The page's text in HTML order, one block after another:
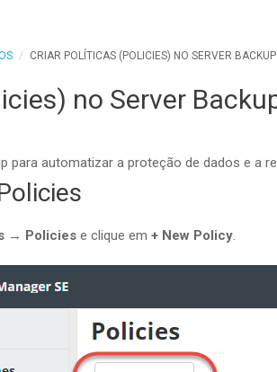
/ CRIAR POLÍTICAS (POLICIES) NO SERVER
no Server
para automatizar a proteção de dados e a
→ Policies e clique em + New Policy.